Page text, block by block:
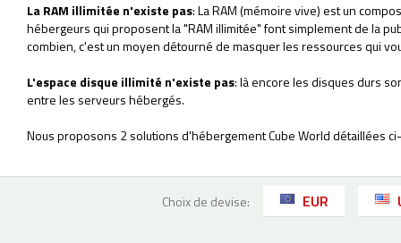
La RAM illimitée n'existe pas: La RAM (mémoire vive) est un
hébergeurs qui proposent la "RAM illimitée" font simplement de la
combien, c'est un moyen détourné de masquer les ressources qui
L'espace disque illimité n'existe pas: là encore les disques durs
entre les serveurs hébergés.
Nous proposons 2 solutions d'hébergement Cube World détaillées
Choix de devise: EUR